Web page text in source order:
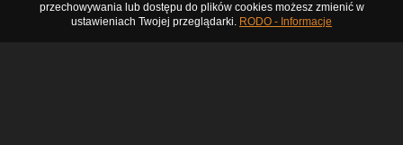
przechowywania lub dostępu do plików cookies możesz zmienić w
ustawieniach Twojej przeglądarki. RODO - Informacje